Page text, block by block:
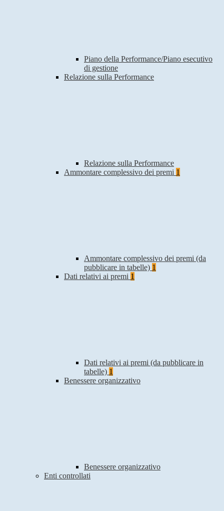
Piano della Performance/Piano esecutivo
di gestione
Relazione sulla Performance
Relazione sulla Performance
Ammontare complessivo dei premi 1
Ammontare complessivo dei premi (da
pubblicare in tabelle) 1
Dati relativi ai premi 1
Dati relativi ai premi (da pubblicare in
tabelle) 1
Benessere organizzativo
Benessere organizzativo
Enti controllati